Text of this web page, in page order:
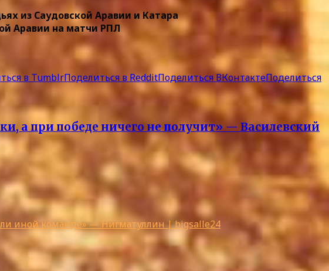
из Саудовской Аравии и Катара
Аравии на матчи РПЛ
в TumblrПоделиться в RedditПоделиться ВКонтактеПоделиться
а при победе ничего не получит» — Василевский
иной команде» — Нигматуллин | bigsalle24